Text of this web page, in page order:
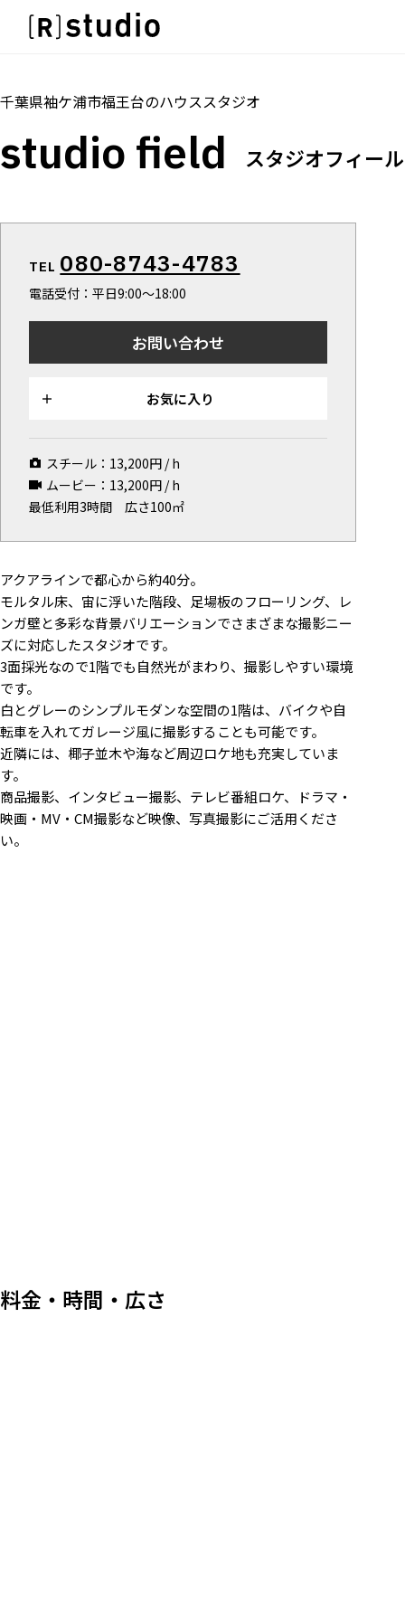
IMAGE
SCENE
部屋ごとに写真で見比べたい
ひとつのスタジオであれもこれも
LOCATION
カフェやオフィスなどロケシーンも
ALL FILTER
スタジオを探す
SCENE
部屋ごとに写真で見比べたい
VARIATION
SIZE&PRICE
すべての選択肢からスタジオを探す
スタジオ一覧
マップから探す
お気に入り
特集
お知らせ
会社概要
お問い合わせ
掲載のお問い合わせ
プライバシーポリシー
千葉県袖ケ浦市福王台のハウススタジオ
studio field スタジオフィー
TEL 080-8743-4783
電話受付：平日9:00〜18:00
お問い合わせ
お気に入り
スチール： 13,200円 / h
ムービー： 13,200円 / h
最低利用3時間
広さ100㎡
アクアラインで都心から約40分。
モルタル床、宙に浮いた階段、足場板のフローリング、レ
ンガ壁と多彩な背景バリエーションでさまざまな撮影ニー
ズに対応したスタジオです。
3面採光なので1階でも自然光がまわり、撮影しやすい環境
です。
白とグレーのシンプルモダンな空間の1階は、バイクや自
転車を入れてガレージ風に撮影することも可能です。
近隣には、椰子並木や海など周辺ロケ地も充実していま
す。
商品撮影、インタビュー撮影、テレビ番組ロケ、ドラマ・
映画・MV・CM撮影など映像、写真撮影にご活用くださ
い。
料金・時間・広さ